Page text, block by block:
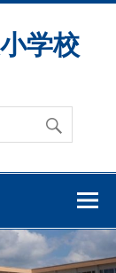
学校